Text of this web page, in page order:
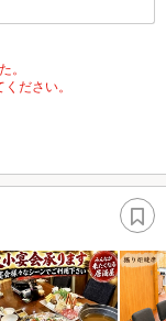
。
ださい。